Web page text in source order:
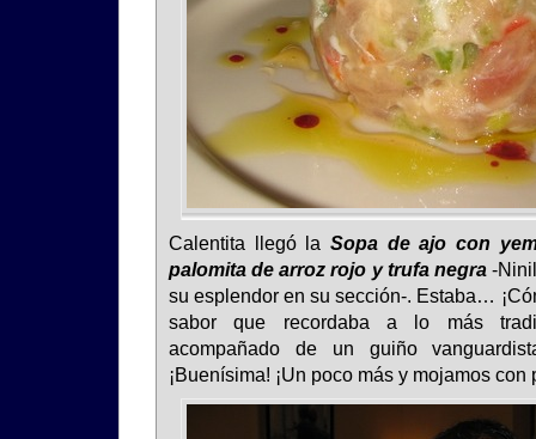
Calentita llegó laSopa de ajo con
palomita de arroz rojo y trufa negra-
su esplendor en su sección-. Estaba…
sabor que recordaba a lo más
acompañado de un guiño
¡Buenísima! ¡Un poco más y mojamos con